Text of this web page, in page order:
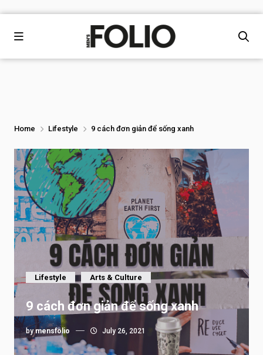
Home Lifestyle 9 cách đơn giản để sống xanh
Lifestyle Arts & Culture
9 cách đơn giản để sống xanh
bymensfolio July 26, 2021